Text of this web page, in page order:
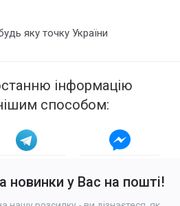
яку точку України
інформацію
способом:
новинки у Вас на пошті!